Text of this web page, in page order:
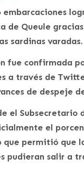
embarcaciones
de Queule
sardinas varadas.
fue confirmada
a través de
de despeje
el Subsecretario
el
que permitió que
pudieran salir a